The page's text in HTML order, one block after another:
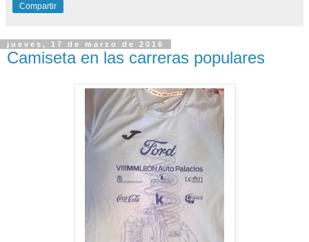
Compartir
jueves, 17 de marzo de 2016
Camiseta en las carreras populares